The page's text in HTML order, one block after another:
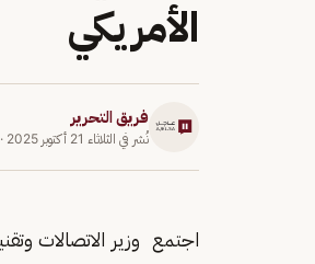
الأمريكي
فريق التحرير
نُشر في الثلاثاء 21 أكتوبر 2025 ·
اجتمع وزير الاتصالات